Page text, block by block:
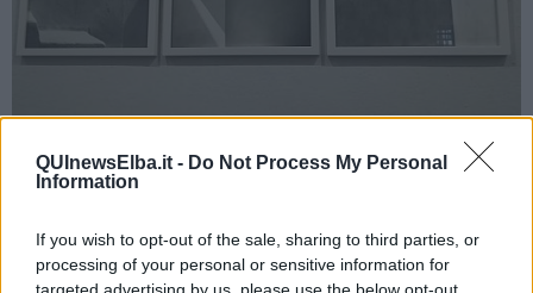
QUInewsElba.it - Do Not Process My Personal
Information
If you wish to opt-out of the sale, sharing to third parties, or
processing of your personal or sensitive information for
targeted advertising by us, please use the below opt-out
Opera di Andrea Lunghi
La mostra sarà visitabile fino al 15 Luglio compreso, nella Torre del